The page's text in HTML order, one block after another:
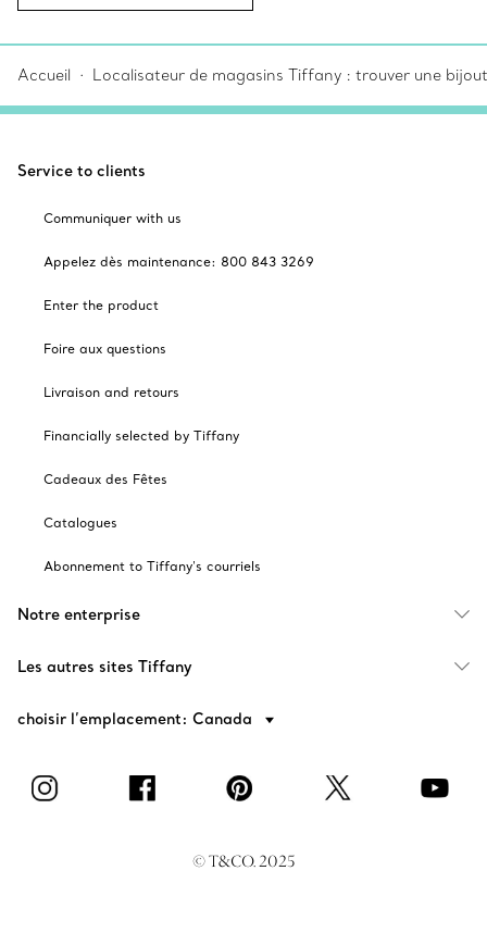
Accueil Localisateur de magasins Tiffany : trouver une
Service to clients
Communiquer with us
Appelez dès maintenance: 800 843 3269
Enter the product
Foire aux questions
Livraison and retours
Financially selected by Tiffany
Cadeaux des Fêtes
Catalogues
Abonnement to Tiffany's courriels
Notre enterprise
Les autres sites Tiffany
choisir l’emplacement: Canada
© T&CO. 2025